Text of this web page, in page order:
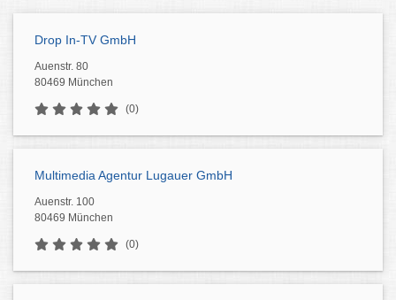
Drop In-TV GmbH
Auenstr. 80
80469 München
(0)
Multimedia Agentur Lugauer GmbH
Auenstr. 100
80469 München
(0)